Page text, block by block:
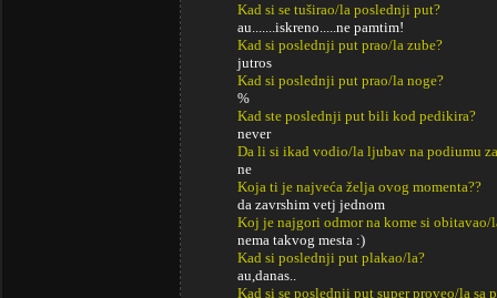
Kad si se tuširao/la poslednji put?
au.......iskreno.....ne pamtim!
Kad si poslednji put prao/la zube?
jutros
Kad si poslednji put prao/la noge?
%
Kad ste poslednji put bili kod pedikira?
never
Da li si ikad vodio/la ljubav na podiumu
ne
Koja ti je najveća želja ovog momenta??
da zavrshim vetj jednom
Koj je najgori odmor na kome si obitavao/
nema takvog mesta :)
Kad si poslednji put plakao/la?
au,danas..
Kad si se poslednji put super proveo/la sa